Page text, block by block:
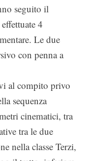
seguito il
4
Le due
con penna a
al compito privo
sequenza
cinematici, tra
tra le due
nella classe Terzi,